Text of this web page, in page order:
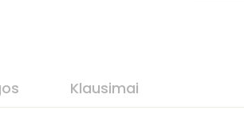
Klausimai